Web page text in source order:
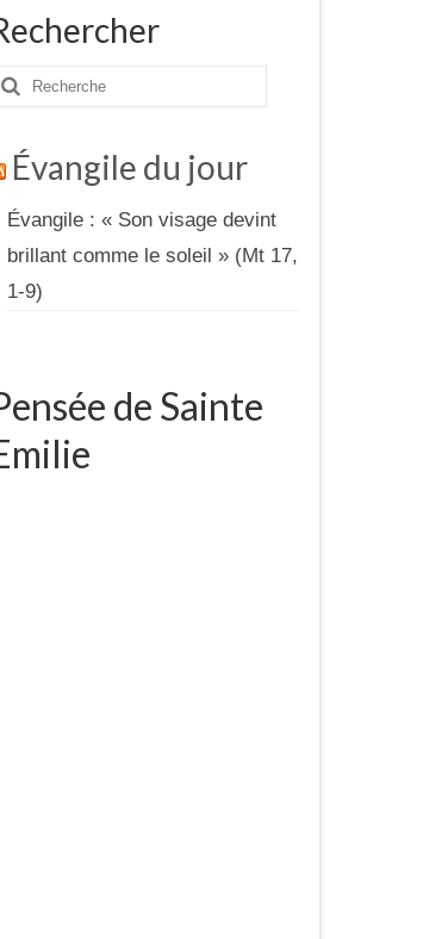
Rechercher
Évangile du jour
Évangile : « Son visage devint
brillant comme le soleil » (Mt 17,
1-9)
de Sainte